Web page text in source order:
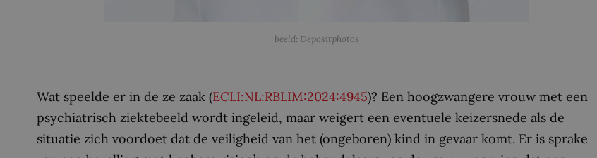
beeld: Depositphotos
Wat speelde er in de ze zaak (ECLI:NL:RBLIM:2024:4945)? Een hoogzwangere vrouw met een
psychiatrisch ziektebeeld wordt ingeleid, maar weigert een eventuele keizersnede als de
situatie zich voordoet dat de veiligheid van het (ongeboren) kind in gevaar komt. Er is sprake